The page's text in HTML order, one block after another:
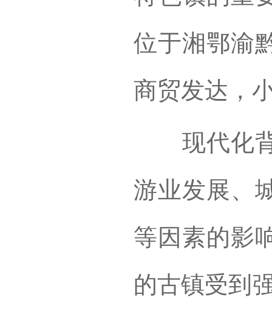
位于湘鄂渝
商贸发达，
现代化背
游业发展、
等因素的影
的古镇受到